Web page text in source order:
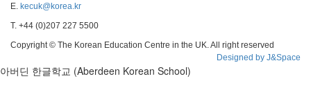
E. kecuk@korea.kr
T. +44 (0)207 227 5500
Copyright © The Korean Education Centre in the UK. All right reserved
Designed by J&Space
아버딘 한글학교 (Aberdeen Korean School)